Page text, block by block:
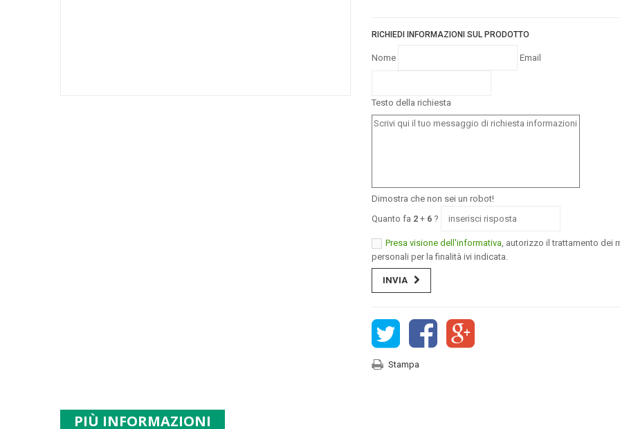
RICHIEDI INFORMAZIONI SUL PRODOTTO
Nome Email
Testo della richiesta
Dimostra che non sei un robot!
Quanto fa 2 + 6 ?
Presa visione dell'informativa , autorizzo il trattamento dei
personali per la finalità ivi indicata.
INVIA
Stampa
PIÙ INFORMAZIONI